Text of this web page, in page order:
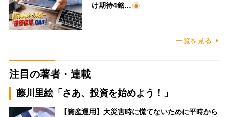
け期待4銘…
一覧を見る
注目の著者・連載
藤川里絵「さあ、投資を始めよう！」
【資産運用】大災害時に慌てないために平時から